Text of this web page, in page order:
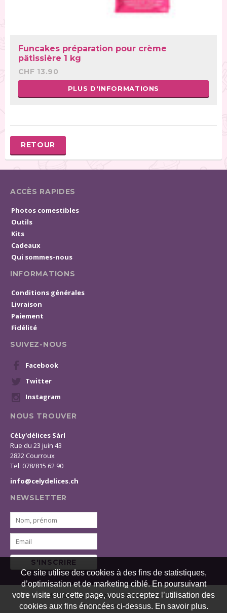
Funcakes préparation pour crème
pâtissière 1 kg
CHF 13.90
PLUS D'INFORMATIONS
RETOUR
ACCÈS RAPIDES
Photos comestibles
Outils
Kits
Cadeaux
Qui sommes-nous
INFORMATIONS
Conditions générales
Livraison
Paiement
Fidélité
SUIVEZ-NOUS
Facebook
Twitter
Instagram
NOUS TROUVER
CéLy'délices Sàrl
Rue du 23 juin 43
2822 Courroux
Tel: 078/815 62 90
info@celydelices.ch
NEWSLETTER
S'INSCRIRE
© 2026 CéLy'délices. Tous droits réservés
Powered by Artionet
Ce site utilise des cookies à des fins de statistiques,
d’optimisation et de marketing ciblé. En poursuivant
votre visite sur cette page, vous acceptez l’utilisation des
cookies aux fins énoncées ci-dessus. En savoir plus.